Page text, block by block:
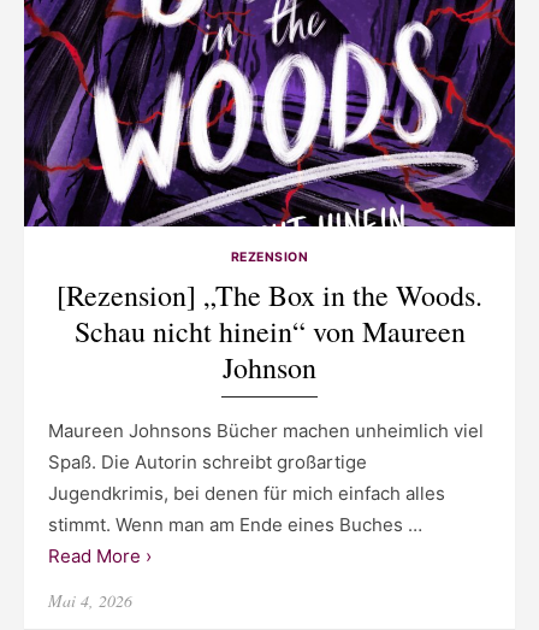
REZENSION
[Rezension] „The Box in the Woods.
Schau nicht hinein“ von Maureen
Johnson
Maureen Johnsons Bücher machen unheimlich viel
Spaß. Die Autorin schreibt großartige
Jugendkrimis, bei denen für mich einfach alles
stimmt. Wenn man am Ende eines Buches …
Read More ›
Posted
Mai 4, 2026